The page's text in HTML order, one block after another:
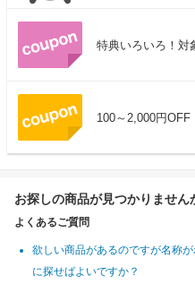
特典いろいろ！対
100～2,000円
お探しの商品が見つかりません
よくあるご質問
欲しい商品があるのですが名称
に探せばよいですか？